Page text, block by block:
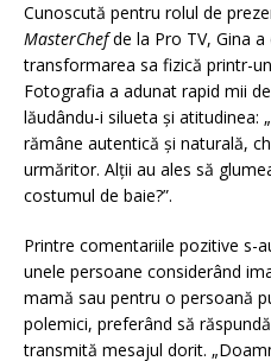
Cunoscută pentru rolul de
MasterChefde la Pro TV, Gina a
transformarea sa fizică printr-
Fotografia a adunat rapid mii
lăudându-i silueta și atitudinea:
rămâne autentică și naturală,
urmăritor. Alții au ales să
costumul de baie?”.
Printre comentariile pozitive s-
unele persoane considerând
mamă sau pentru o persoană
polemici, preferând să
transmită mesajul dorit.